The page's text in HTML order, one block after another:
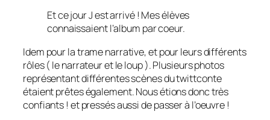
Et ce jour J est arrivé ! Mes élèves
connaissaient l’album par coeur.
Idem pour la trame narrative, et pour leurs différents
rôles ( le narrateur et le loup ). Plusieurs photos
représentant différentes scènes du twittconte
étaient prêtes également. Nous étions donc très
confiants ! et pressés aussi de passer à l’oeuvre !